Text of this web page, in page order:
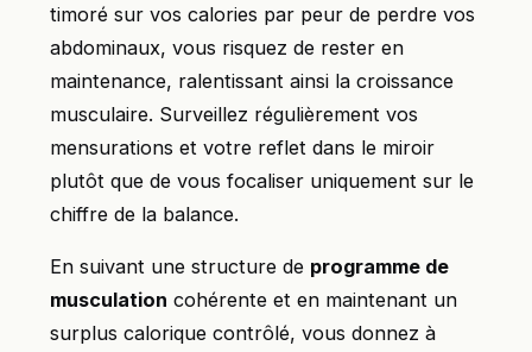
timoré sur vos calories par peur de perdre vos
abdominaux, vous risquez de rester en
maintenance, ralentissant ainsi la croissance
musculaire. Surveillez régulièrement vos
mensurations et votre reflet dans le miroir
plutôt que de vous focaliser uniquement sur le
chiffre de la balance.
En suivant une structure de programme de
musculation cohérente et en maintenant un
surplus calorique contrôlé, vous donnez à